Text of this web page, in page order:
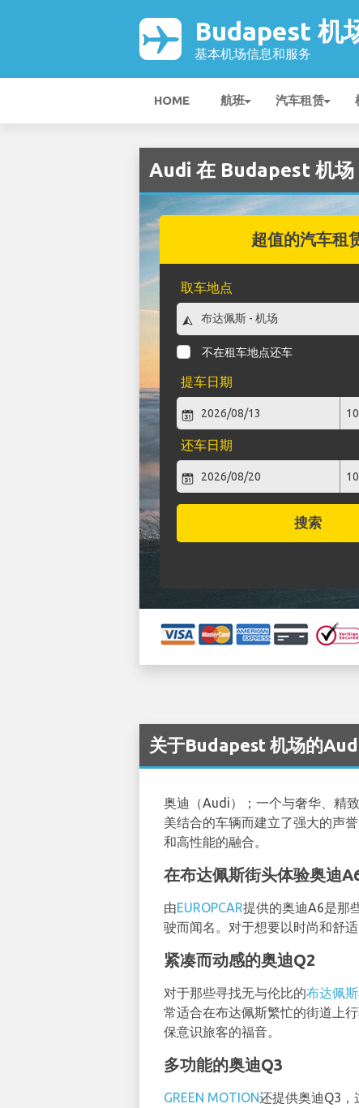
Budapest 机
基本机场信息和服务
HOME 航班 汽车租赁
Audi 在 Budapest 机场
超值的汽车租
取车地点
不在租车地点还车
提车日期
还车日期
搜索
关于Budapest 机场的
奥迪（Audi）；一个与奢华、精
美结合的车辆而建立了强大的声
和高性能的融合。
在布达佩斯街头体验奥迪
由EUROPCAR提供的奥迪A6是那
驶而闻名。对于想要以时尚和舒
紧凑而动感的奥迪Q2
对于那些寻找无与伦比的布达佩
常适合在布达佩斯繁忙的街道上
保意识旅客的福音。
多功能的奥迪Q3
GREEN MOTION还提供奥迪Q3，